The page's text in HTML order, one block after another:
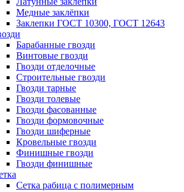
Медные заклёпки
Заклепки ГОСТ 10300, ГОСТ 12643
Барабанные гвозди
Винтовые гвозди
Гвозди отделочные
Строительные гвозди
Гвозди тарные
Гвозди толевые
Гвозди фасованные
Гвозди формовочные
Гвозди шиферные
Кровельные гвозди
Финишные гвозди
Гвозди финишные
Сетка рабица с полимерным